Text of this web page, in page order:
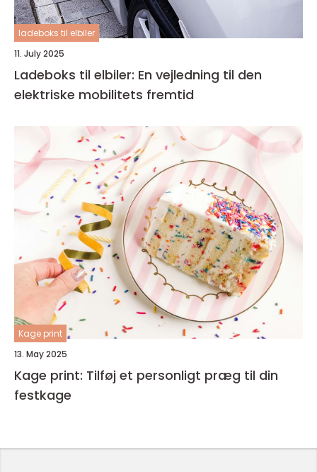
ladeboks til elbiler
11. July 2025
Ladeboks til elbiler: En vejledning til den
elektriske mobilitets fremtid
Kage print
13. May 2025
Kage print: Tilføj et personligt præg til din
festkage